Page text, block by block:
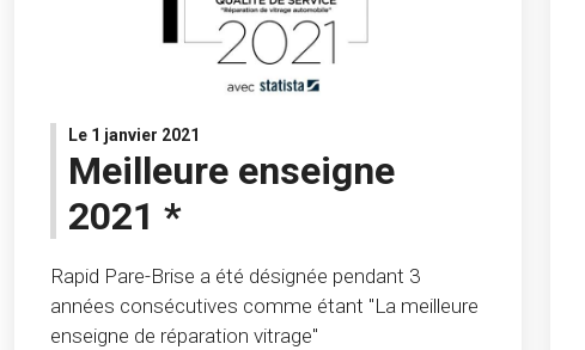
Le 1 janvier 2021
Meilleure enseigne
2021 *
Rapid Pare-Brise a été désignée pendant 3
années consécutives comme étant "La meilleure
enseigne de réparation vitrage"